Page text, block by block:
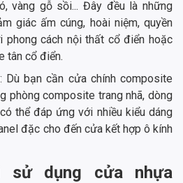
vàng gỗ sồi... Đây đều là những
giác ấm cúng, hoài niệm, quyền
phong cách nội thất cổ điển hoặc
tân cổ điển.
Dù bạn cần cửa chính composite
phòng composite trang nhã, dòng
thể đáp ứng với nhiều kiểu dáng
đặc cho đến cửa kết hợp ô kính
dụng cửa nhựa